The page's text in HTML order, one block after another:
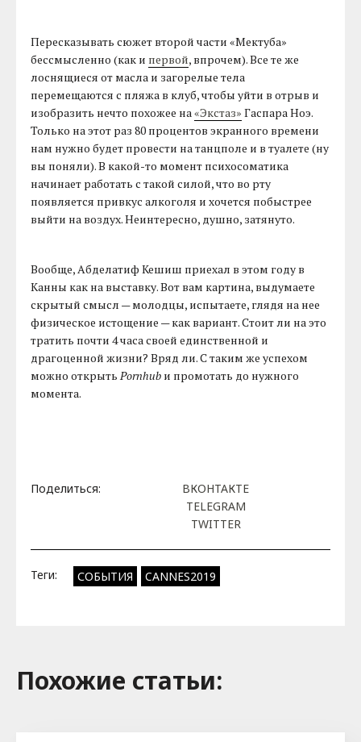
Пересказывать сюжет второй части «Мектуба»
бессмысленно (как и первой, впрочем). Все те же
лоснящиеся от масла и загорелые тела
перемещаются с пляжа в клуб, чтобы уйти в отрыв и
изобразить нечто похожее на«Экстаз» Гаспара Ноэ.
Только на этот раз 80 процентов экранного времени
нам нужно будет провести на танцполе и в туалете (ну
вы поняли). В какой-то момент психосоматика
начинает работать с такой силой, что во рту
появляется привкус алкоголя и хочется побыстрее
выйти на воздух. Неинтересно, душно, затянуто.
Вообще, Абделатиф Кешиш приехал в этом году в
Канны как на выставку. Вот вам картина, выдумаете
скрытый смысл — молодцы, испытаете, глядя на нее
физическое истощение — как вариант. Стоит ли на это
тратить почти 4 часа своей единственной и
драгоценной жизни? Вряд ли. С таким же успехом
можно открыть Pornhub и промотать до нужного
момента.
Поделиться:
ВКОНТАКТЕ
TELEGRAM
TWITTER
Теги: СОБЫТИЯ CANNES2019
Похожие cтатьи: